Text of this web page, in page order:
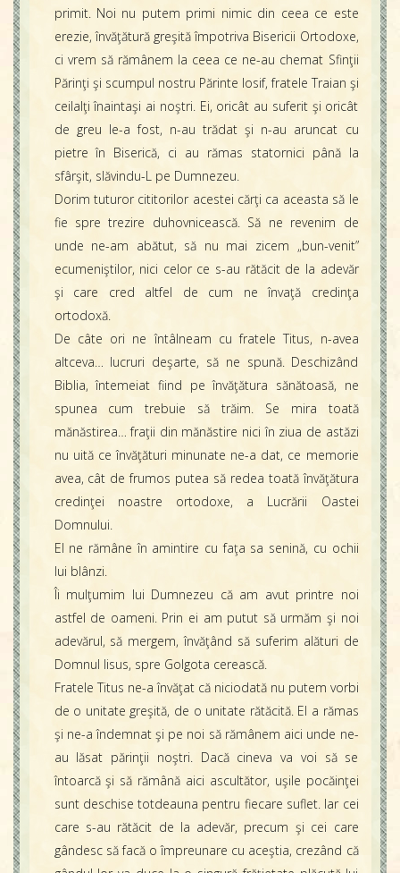
primit. Noi nu putem primi nimic din ceea ce este
erezie, învăţătură greşită împotriva Bisericii Ortodoxe,
ci vrem să rămânem la ceea ce ne-au chemat Sfinţii
Părinţi şi scumpul nostru Părinte Iosif, fratele Traian şi
ceilalţi înaintaşi ai noştri. Ei, oricât au suferit şi oricât
de greu le-a fost, n-au trădat şi n-au aruncat cu
pietre în Biserică, ci au rămas statornici până la
sfârşit, slăvindu-L pe Dumnezeu.
Dorim tuturor cititorilor acestei cărţi ca aceasta să le
fie spre trezire duhovnicească. Să ne revenim de
unde ne-am abătut, să nu mai zicem „bun-venit”
ecumeniştilor, nici celor ce s-au rătăcit de la adevăr
şi care cred altfel de cum ne învaţă credinţa
ortodoxă.
De câte ori ne întâlneam cu fratele Titus, n-avea
altceva… lucruri deşarte, să ne spună. Deschizând
Biblia, întemeiat fiind pe învăţătura sănătoasă, ne
spunea cum trebuie să trăim. Se mira toată
mănăstirea… fraţii din mănăstire nici în ziua de astăzi
nu uită ce învăţături minunate ne-a dat, ce memorie
avea, cât de frumos putea să redea toată învăţătura
credinţei noastre ortodoxe, a Lucrării Oastei
Domnului.
El ne rămâne în amintire cu faţa sa senină, cu ochii
lui blânzi.
Îi mulţumim lui Dumnezeu că am avut printre noi
astfel de oameni. Prin ei am putut să urmăm şi noi
adevărul, să mergem, învăţând să suferim alături de
Domnul Iisus, spre Golgota cerească.
Fratele Titus ne-a învăţat că niciodată nu putem vorbi
de o unitate greşită, de o unitate rătăcită. El a rămas
şi ne-a îndemnat şi pe noi să rămânem aici unde ne-
au lăsat părinţii noştri. Dacă cineva va voi să se
întoarcă şi să rămână aici ascultător, uşile pocăinţei
sunt deschise totdeauna pentru fiecare suflet. Iar cei
care s-au rătăcit de la adevăr, precum şi cei care
gândesc să facă o împreunare cu aceştia, crezând că